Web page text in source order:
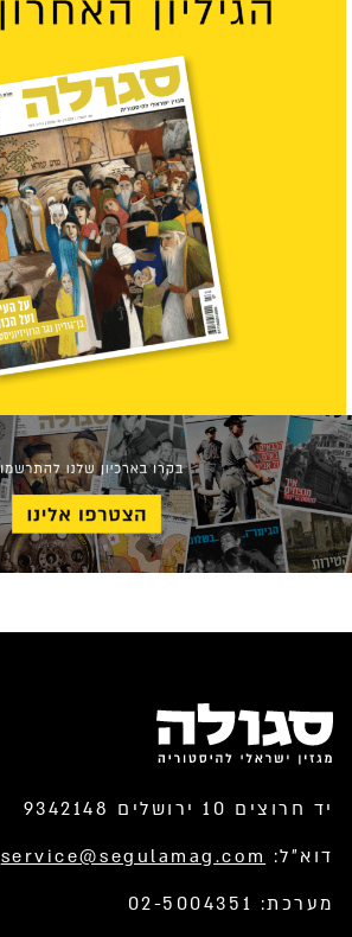
יד חרוצים 10 ירושלים 9342148
דוא”ל: service@segulamag.com
מערכת: 02-5004351